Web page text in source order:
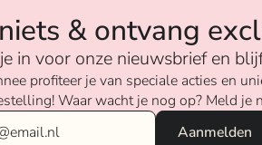
& ontvang
in voor onze nieuwsbrief en
profiteer je van speciale acties en
Waar wacht je nog op? Meld je